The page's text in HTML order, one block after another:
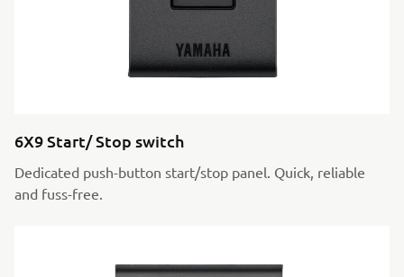
6X9 Start/ Stop switch
Dedicated push-button start/stop panel. Quick, reliable
and fuss-free.